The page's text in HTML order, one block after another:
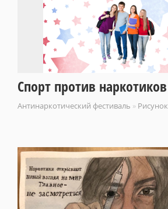
Спорт против наркотиков
Антинаркотический фестиваль » Рисунок